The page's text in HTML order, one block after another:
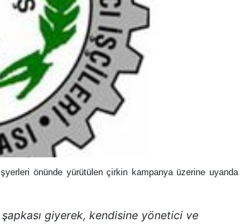
önünde yürütülen çirkin kampanya üzerine uyanda
giyerek, kendisine yönetici ve